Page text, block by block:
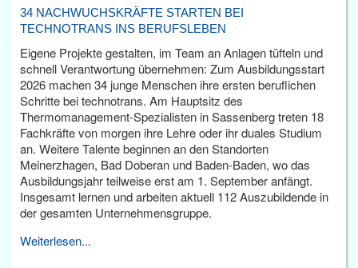
34 NACHWUCHSKRÄFTE STARTEN BEI
TECHNOTRANS INS BERUFSLEBEN
Eigene Projekte gestalten, im Team an Anlagen tüfteln und
schnell Verantwortung übernehmen: Zum Ausbildungsstart
2026 machen 34 junge Menschen ihre ersten beruflichen
Schritte bei technotrans. Am Hauptsitz des
Thermomanagement-Spezialisten in Sassenberg treten 18
Fachkräfte von morgen ihre Lehre oder ihr duales Studium
an. Weitere Talente beginnen an den Standorten
Meinerzhagen, Bad Doberan und Baden-Baden, wo das
Ausbildungsjahr teilweise erst am 1. September anfängt.
Insgesamt lernen und arbeiten aktuell 112 Auszubildende in
der gesamten Unternehmensgruppe.
Weiterlesen...